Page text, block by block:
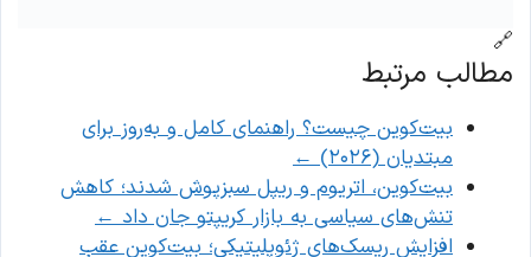
🔗
مطالب مرتبط
بیت‌کوین چیست؟ راهنمای کامل و به‌روز برای
مبتدیان (۲۰۲۶)
←
بیت‌کوین، اتریوم و ریپل سبزپوش شدند؛ کاهش
تنش‌های سیاسی به بازار کریپتو جان داد ←
افزایش ریسک‌های ژئوپلیتیکی؛ بیت‌کوین عقب